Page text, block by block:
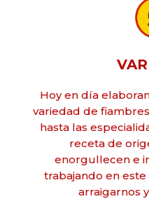
Hoy en día
variedad de
hasta las
receta de
enorgullecen e
trabajando en
arraigarnos